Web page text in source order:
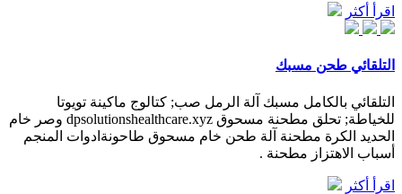
اقرأ أكثر
التلقائي طحن مسبك
التلقائي بالكامل مسبك آلة الرمل صب; كتالوج ماكينة تويوتا
للخياطة; تحلق مطحنة مسحوق dpsolutionshealthcare.xyz وصر خام
الحديد الكرة مطحنة آلة طحن خام مسحوق طاحونةادوات المنجم
أسباب الاهتزاز مطحنة .
اقرأ أكثر